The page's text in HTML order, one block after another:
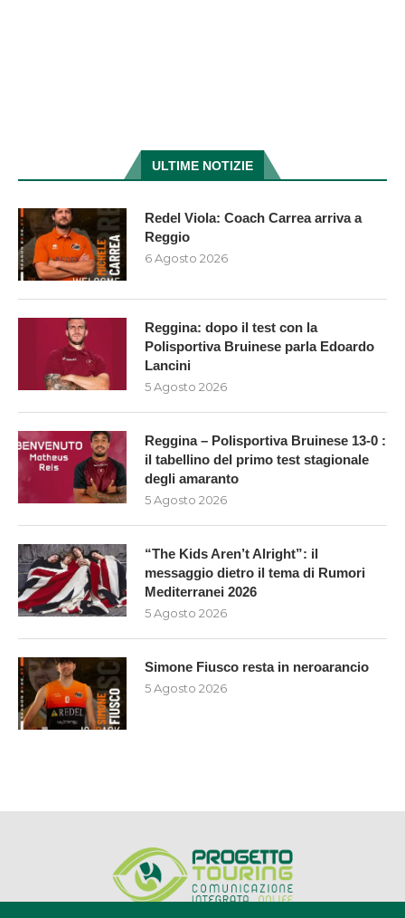
ULTIME NOTIZIE
Redel Viola: Coach Carrea arriva a
Reggio
6 Agosto 2026
Reggina: dopo il test con la
Polisportiva Bruinese parla Edoardo
Lancini
5 Agosto 2026
Reggina – Polisportiva Bruinese 13-0 :
il tabellino del primo test stagionale
degli amaranto
5 Agosto 2026
“The Kids Aren’t Alright”: il
messaggio dietro il tema di Rumori
Mediterranei 2026
5 Agosto 2026
Simone Fiusco resta in neroarancio
5 Agosto 2026